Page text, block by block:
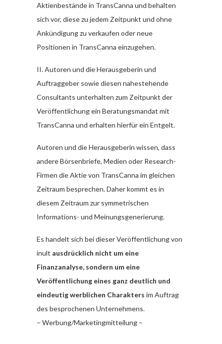
Aktienbestände in TransCanna und behalten
sich vor, diese zu jedem Zeitpunkt und ohne
Ankündigung zu verkaufen oder neue
Positionen in TransCanna einzugehen.
II. Autoren und die Herausgeberin und
Auftraggeber sowie diesen nahestehende
Consultants unterhalten zum Zeitpunkt der
Veröffentlichung ein Beratungsmandat mit
TransCanna und erhalten hierfür ein Entgelt.
Autoren und die Herausgeberin wissen, dass
andere Börsenbriefe, Medien oder Research-
Firmen die Aktie von TransCanna im gleichen
Zeitraum besprechen. Daher kommt es in
diesem Zeitraum zur symmetrischen
Informations- und Meinungsgenerierung.
Es handelt sich bei dieser Veröffentlichung von
inult ausdrücklich nicht um eine
Finanzanalyse, sondern um eine
Veröffentlichung eines ganz deutlich und
eindeutig werblichen Charakters im Auftrag
des besprochenen Unternehmens.
– Werbung/Marketingmitteilung –